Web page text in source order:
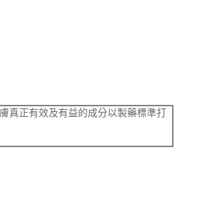
真正有效及有益的成分以製藥標準打